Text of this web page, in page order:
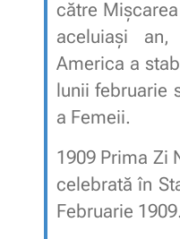
către
aceluiaşi
America a
lunii februarie
a Femeii.
1909 Prima Zi
celebrată în
Februarie 1909.